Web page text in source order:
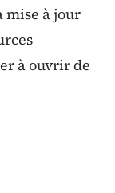
mise à jour
à ouvrir de